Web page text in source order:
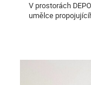
V prostorách
umělce